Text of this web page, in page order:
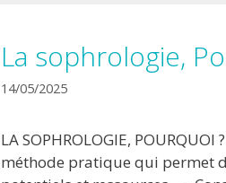
La sophrologie,
14/05/2025
LA SOPHROLOGIE,
méthode pratique qui permet